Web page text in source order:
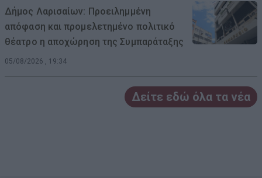
Δήμος Λαρισαίων: Προειλημμένη
απόφαση και προμελετημένο πολιτικό
θέατρο η αποχώρηση της Συμπαράταξης
05/08/2026 , 19:34
Δείτε εδώ όλα τα νέα